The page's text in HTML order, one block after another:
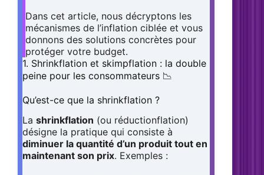
Dans cet article, nous décryptons les
mécanismes de l’inflation ciblée et vous
donnons des solutions concrètes pour
protéger votre budget.
1. Shrinkflation et skimpflation : la double
peine pour les consommateurs 📉
Qu’est-ce que la shrinkflation ?
La shrinkflation (ou réductionflation)
désigne la pratique qui consiste à
diminuer la quantité d’un produit tout en
maintenant son prix. Exemples :